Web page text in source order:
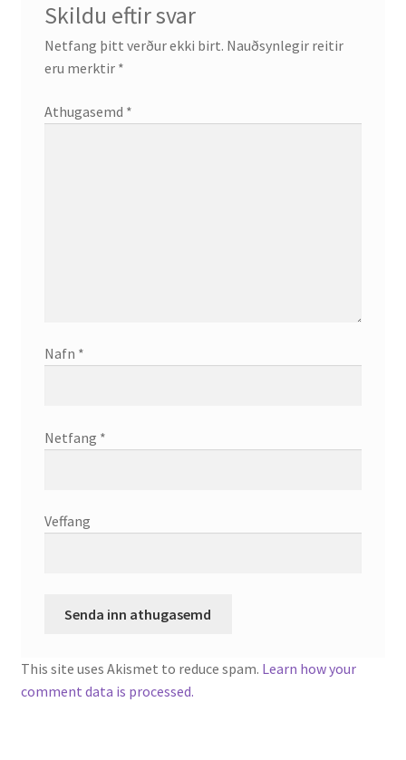
Skildu eftir svar
Netfang þitt verður ekki birt. Nauðsynlegir reitir
eru merktir *
Athugasemd *
Nafn *
Netfang *
Veffang
This site uses Akismet to reduce spam. Learn how your
comment data is processed.